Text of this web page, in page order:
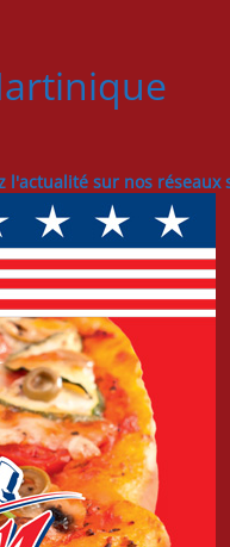
l'actualité sur nos réseaux